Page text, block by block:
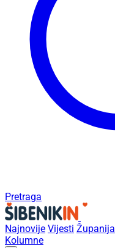
Pretraga
Najnovije Vijesti Županija
Kolumne